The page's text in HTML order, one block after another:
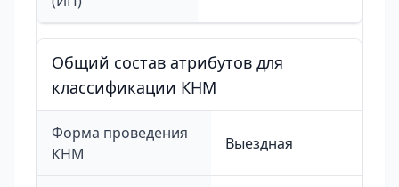
Общий состав атрибутов для
классификации КНМ
Форма проведения
КНМ
Выездная